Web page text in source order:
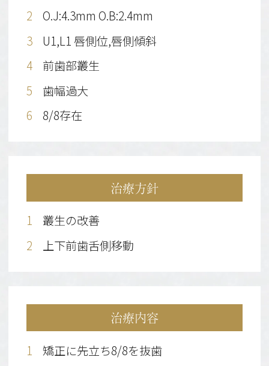
O.J:4.3mm O.B:2.4mm
U1,L1 唇側位,唇側傾斜
前歯部叢生
歯幅過大
8/8存在
治療方針
叢生の改善
上下前歯舌側移動
治療内容
矯正に先立ち8/8を抜歯